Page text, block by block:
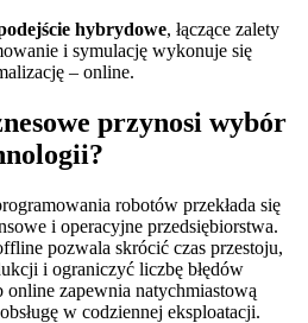
hybrydowe, łączące zalety
i symulację wykonuje się
– online.
przynosi wybór
robotów przekłada się
i operacyjne przedsiębiorstwa.
pozwala skrócić czas przestoju,
i ograniczyć liczbę błędów
zapewnia natychmiastową
w codziennej eksploatacji.